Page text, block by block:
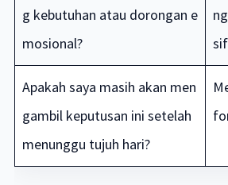
g kebutuhan atau dorongan e
mosional?
Apakah saya masih akan men
gambil keputusan ini setelah
menunggu tujuh hari?